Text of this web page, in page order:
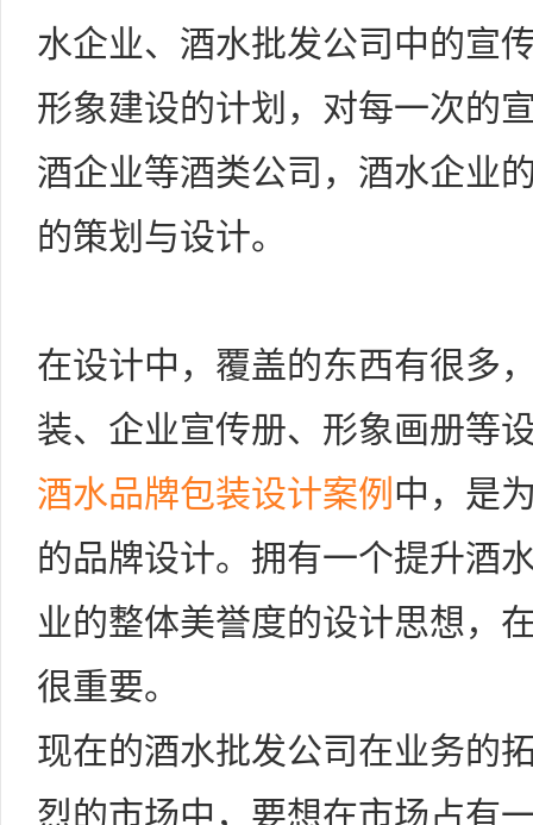
水企业、酒水批发公司中的宣
形象建设的计划，对每一次的
酒企业等酒类公司，酒水企业
的策划与设计。
在设计中，覆盖的东西有很多
装、企业宣传册、形象画册等
酒水品牌包装设计案例 中，是
的品牌设计。拥有一个提升酒
业的整体美誉度的设计思想，
很重要。
现在的酒水批发公司在业务的
烈的市场中，要想在市场占有